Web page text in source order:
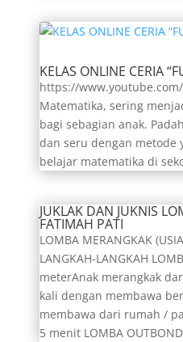
KELAS ONLINE CERIA
https://
Matematika, sering
bagi sebagian anak.
dan seru dengan metode
belajar matematika di
JUKLAK DAN JUKNIS
FATIMAH PATI
LOMBA MERANGKAK
LANGKAH-LANGKAH
meterAnak merangkak
kali dengan membawa
membawa dari rumah /
5 menit LOMBA